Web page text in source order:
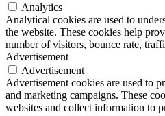
Analytics
Analytical cookies are used to
the website. These cookies help
number of visitors, bounce rate,
Advertisement
Advertisement
Advertisement cookies are used to
and marketing campaigns. These
websites and collect information to